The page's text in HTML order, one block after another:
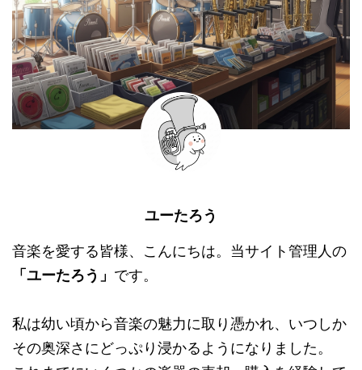
ユーたろう
音楽を愛する皆様、こんにちは。当サイト管理人の
「ユーたろう」 です。
私は幼い頃から音楽の魅力に取り憑かれ、いつしか
その奥深さにどっぷり浸かるようになりました。